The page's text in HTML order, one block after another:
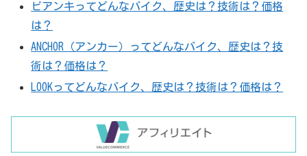
ビアンキってどんなバイク、歴史は？技術は？価格
は？
ANCHOR（アンカー）ってどんなバイク、歴史は？技
術は？価格は？
LOOKってどんなバイク、歴史は？技術は？価格は？